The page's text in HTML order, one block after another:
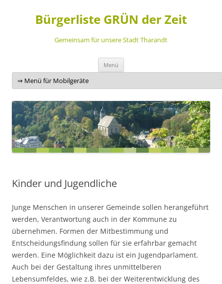
Bürgerliste GRÜN der Zeit
Gemeinsam für unsere Stadt Tharandt
Menü
springen
Kinder und Jugendliche
Junge Menschen in unserer Gemeinde sollen herangeführt
werden, Verantwortung auch in der Kommune zu
übernehmen. Formen der Mitbestimmung und
Entscheidungsfindung sollen für sie erfahrbar gemacht
werden. Eine Möglichkeit dazu ist ein Jugendparlament.
Auch bei der Gestaltung ihres unmittelberen
Lebensumfeldes, wie z.B. bei der Weiterentwicklung des